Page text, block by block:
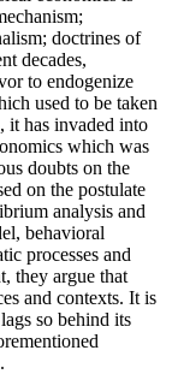
doctrines of
decades,
to endogenize
used to be taken
it has invaded into
which was
doubts on the
on the postulate
analysis and
behavioral
processes and
they argue that
and contexts. It is
so behind its